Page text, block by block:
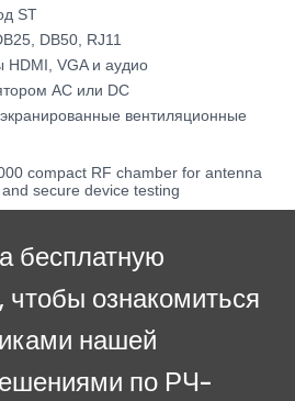
ST
DB50, RJ11
HDMI, VGA и аудио
AC или DC
вентиляционные
бесплатную
чтобы ознакомиться
нашей
по РЧ-